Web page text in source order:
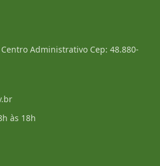
Administrativo Cep: 48.880-
às 18h